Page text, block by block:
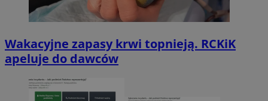
Wakacyjne zapasy krwi topnieją. RCKiK
apeluje do dawców